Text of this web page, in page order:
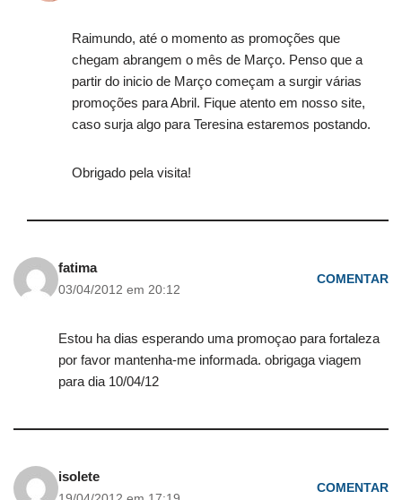
Raimundo, até o momento as promoções que
chegam abrangem o mês de Março. Penso que a
partir do inicio de Março começam a surgir várias
promoções para Abril. Fique atento em nosso site,
caso surja algo para Teresina estaremos postando.
Obrigado pela visita!
fatima
03/04/2012 em 20:12
COMENTAR
Estou ha dias esperando uma promoçao para fortaleza
por favor mantenha-me informada. obrigaga viagem
para dia 10/04/12
isolete
COMENTAR